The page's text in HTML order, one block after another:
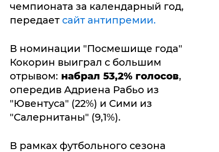
чемпионата за календарный год,
передает сайт антипремии.
В номинации "Посмешище года"
Кокорин выиграл с большим
отрывом: набрал 53,2% голосов,
опередив Адриена Рабьо из
"Ювентуса" (22%) и Сими из
"Салернитаны" (9,1%).
В рамках футбольного сезона